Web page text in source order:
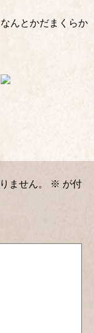
んとかだまくらか
ません。 ※ が付